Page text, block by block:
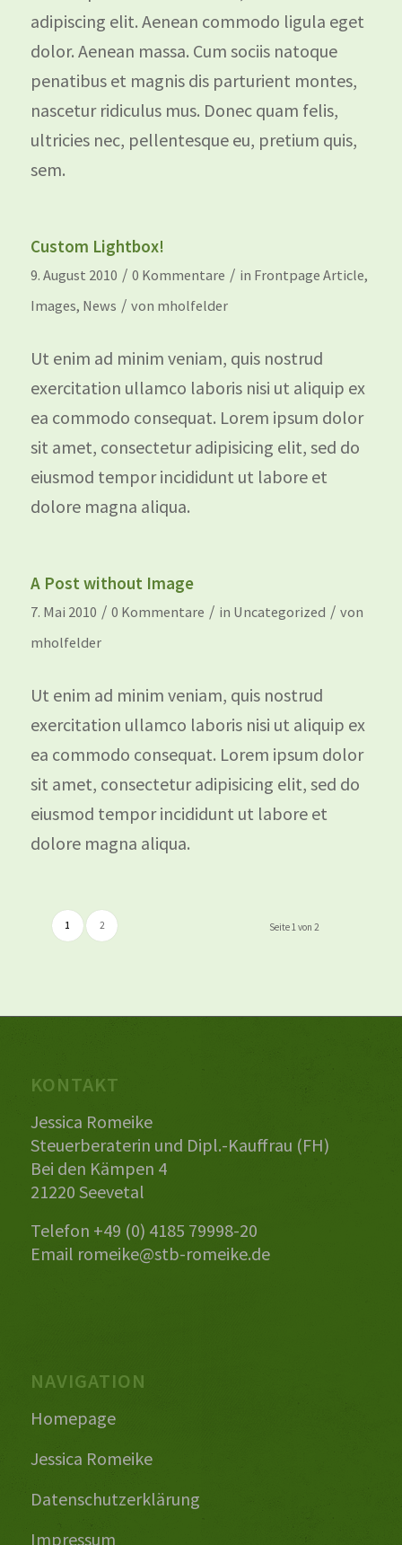
adipiscing elit. Aenean commodo ligula eget
dolor. Aenean massa. Cum sociis natoque
penatibus et magnis dis parturient montes,
nascetur ridiculus mus. Donec quam felis,
ultricies nec, pellentesque eu, pretium quis,
sem.
Custom Lightbox!
9. August 2010 / 0 Kommentare / in Frontpage Article,
Images, News / von mholfelder
Ut enim ad minim veniam, quis nostrud
exercitation ullamco laboris nisi ut aliquip ex
ea commodo consequat. Lorem ipsum dolor
sit amet, consectetur adipisicing elit, sed do
eiusmod tempor incididunt ut labore et
dolore magna aliqua.
A Post without Image
7. Mai 2010 / 0 Kommentare / in Uncategorized / von
mholfelder
Ut enim ad minim veniam, quis nostrud
exercitation ullamco laboris nisi ut aliquip ex
ea commodo consequat. Lorem ipsum dolor
sit amet, consectetur adipisicing elit, sed do
eiusmod tempor incididunt ut labore et
dolore magna aliqua.
Seite 1 von 2
1 2
KONTAKT
Jessica Romeike
Steuerberaterin und Dipl.-Kauffrau (FH)
Bei den Kämpen 4
21220 Seevetal
Telefon +49 (0) 4185 79998-20
Email romeike@stb-romeike.de
NAVIGATION
Homepage
Jessica Romeike
Datenschutzerklärung
Impressum